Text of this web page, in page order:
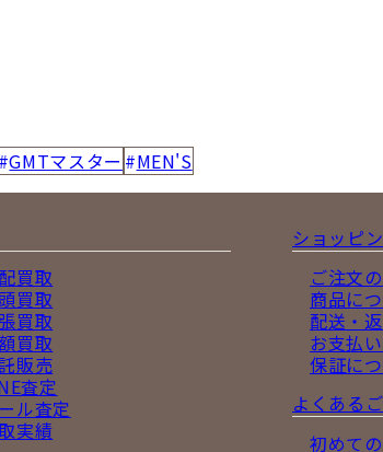
GMTマスター MEN'S
買取
買取
買取
買取
販売
査定
ル査定
実績
ショッピ
ご注文
商品に
配送・
お支払
保証に
よくある
初めて